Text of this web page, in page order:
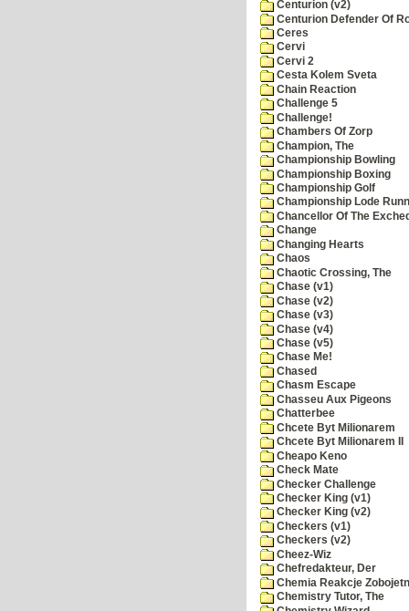
Centurion (v2)
Centurion Defender Of
Ceres
Cervi
Cervi 2
Cesta Kolem Sveta
Chain Reaction
Challenge 5
Challenge!
Chambers Of Zorp
Champion, The
Championship Bowling
Championship Boxing
Championship Golf
Championship Lode
Chancellor Of The
Change
Changing Hearts
Chaos
Chaotic Crossing, The
Chase (v1)
Chase (v2)
Chase (v3)
Chase (v4)
Chase (v5)
Chase Me!
Chased
Chasm Escape
Chasseu Aux Pigeons
Chatterbee
Chcete Byt Milionarem
Chcete Byt Milionarem II
Cheapo Keno
Check Mate
Checker Challenge
Checker King (v1)
Checker King (v2)
Checkers (v1)
Checkers (v2)
Cheez-Wiz
Chefredakteur, Der
Chemia Reakcje
Chemistry Tutor, The